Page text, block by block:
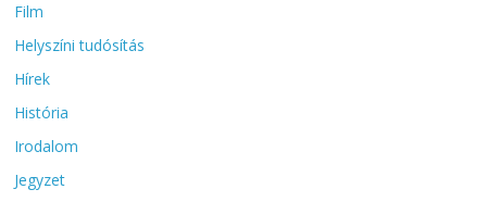
Film
Helyszíni tudósítás
Hírek
História
Irodalom
Jegyzet